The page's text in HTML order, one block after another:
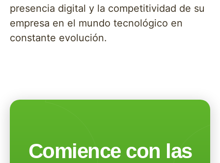
presencia digital y la competitividad de su
empresa en el mundo tecnológico en
constante evolución.
Comience con las